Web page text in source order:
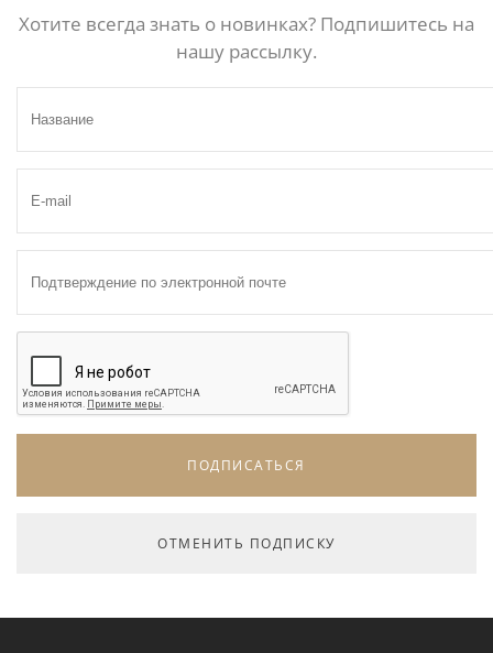
Хотите всегда знать о новинках? Подпишитесь на
нашу рассылку.